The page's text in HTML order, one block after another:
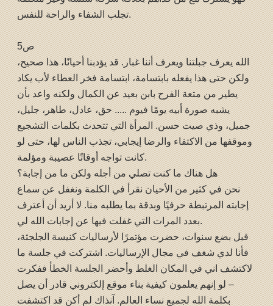
تجلب الشفاء والراحة للنفس.
ص5
الله يعرف جبلتنا ويعرف أننا غبار. قد يؤدبنا أحيانًا، هذا صحيح،
ولكن حتى هذا يفعله بابتسامة، ابتسامة فخر العطاء لأب يكاد
يطير من متعة الفرح بابن بعيد عن الكمال ولكنه واعد بأن
يشبه صورة أبيه يومًا فيوم ..... حق، عادل، طاهر، جليل،
جميل، وذي صيت حسن. المرأة التي تتحدث بكلمات التشجيع
وموقفها من الاكتفاء والرضا إيجابي، تجذب الناس لها، حتى لو
كانت تواجه أوقاتًا عصيبة ومؤلمة.
هل هناك ما كنت تصلي من أجله ولكن ما من إجابة؟
نحن في كثير من الأحيان نقرأ في الكلمة ونغفل عن سماع
إجابته المرتبطة حرفيًا وبدقة بما يطلبه منا. لا أريد أن أعترف
بعدد المرات التي غفلت فيها عن إجابات الله لي.
قبل بضع سنوات، حضرت مؤتمرًا لأرساليات كنيسة الجلجثة،
فأنا لدي شغف في مجال الإرساليات. اشتركت في جلسة ما
لاكتشف اني في المكان الغلط وأحضر الجلسة الخطأ ففكرت
– لو إنهم يعلمون كيفية بناء موقع إلكتروني قادر أن يصل
بكلمة الله لجميع نساء العالم. آنذاك لم أكن قد اكتشفت